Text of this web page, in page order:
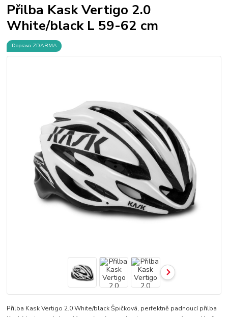
Přilba Kask Vertigo 2.0
White/black L 59-62 cm
Doprava ZDARMA
Přilba Kask Vertigo 2.0 White/black Špičková, perfektně padnoucí přilba